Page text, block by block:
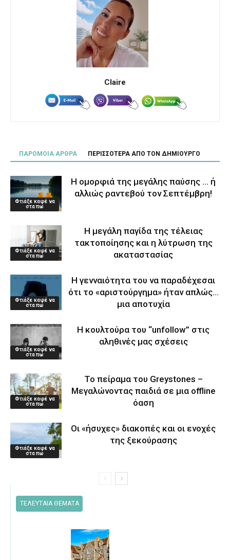
Claire
ΠΑΡΟΜΟΙΑ ΑΡΘΡΑ ΠΕΡΙΣΣΟΤΕΡΑ ΑΠΟ ΤΟΝ ΔΗΜΙΟΥΡΓΟ
Φτιάξε καφέ να
στα πω
Η ομορφιά της μεγάλης παύσης … ή
αλλιώς ραντεβού τον Σεπτέμβρη!
Φτιάξε καφέ να
στα πω
Η μεγάλη παγίδα της τέλειας
τακτοποίησης και η λύτρωση της
ακαταστασίας
Φτιάξε καφέ να
στα πω
Η γενναιότητα του να παραδέχεσαι
ότι το «αριστούργημα» ήταν απλώς…
μια αποτυχία
Φτιάξε καφέ να
στα πω
Η κουλτούρα του “unfollow” στις
αληθινές μας σχέσεις
Φτιάξε καφέ να
στα πω
Το πείραμα του Greystones –
Μεγαλώνοντας παιδιά σε μια offline
όαση
Φτιάξε καφέ να
στα πω
Οι «ήσυχες» διακοπές και οι ενοχές
της ξεκούρασης
ΤΕΛΕΥΤΑΙΑ ΘΕΜΑΤΑ